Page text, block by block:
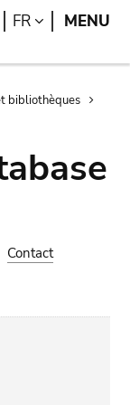
Search
FR LANGUAGE
MENU
bibliothèques
Contact